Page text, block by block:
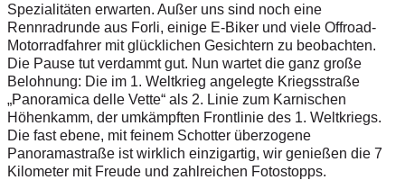
Spezialitäten erwarten. Außer uns sind noch eine
Rennradrunde aus Forli, einige E-Biker und viele Offroad-
Motorradfahrer mit glücklichen Gesichtern zu beobachten.
Die Pause tut verdammt gut. Nun wartet die ganz große
Belohnung: Die im 1. Weltkrieg angelegte Kriegsstraße
„Panoramica delle Vette“ als 2. Linie zum Karnischen
Höhenkamm, der umkämpften Frontlinie des 1. Weltkriegs.
Die fast ebene, mit feinem Schotter überzogene
Panoramastraße ist wirklich einzigartig, wir genießen die 7
Kilometer mit Freude und zahlreichen Fotostopps.